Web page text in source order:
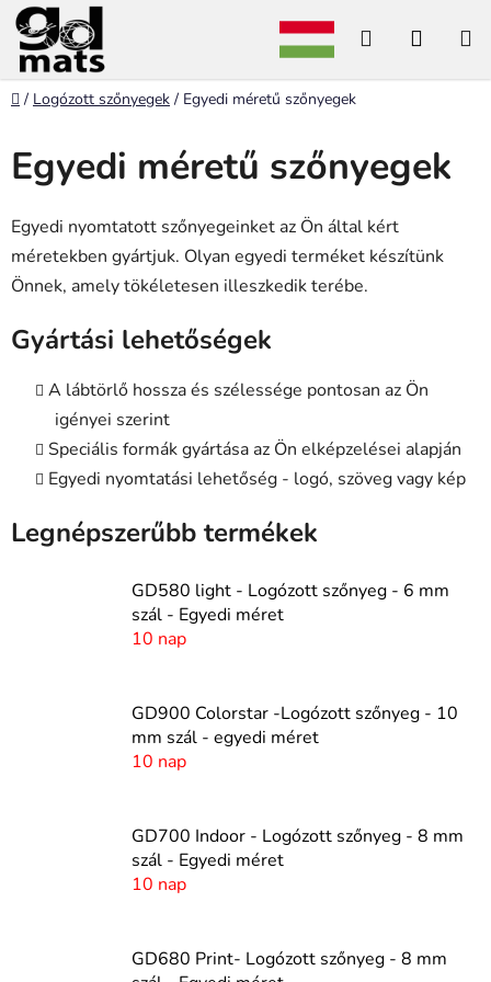
Ugrás
tartalomhoz
Keresés
Kezdőlap
/ Logózott szőnyegek / Egyedi méretű szőnyegek
Egyedi méretű szőnyegek
Egyedi nyomtatott szőnyegeinket az Ön által kért
méretekben gyártjuk. Olyan egyedi terméket készítünk
Önnek, amely tökéletesen illeszkedik terébe.
Gyártási lehetőségek
A lábtörlő hossza és szélessége pontosan az Ön
igényei szerint
Speciális formák gyártása az Ön elképzelései alapján
Egyedi nyomtatási lehetőség - logó, szöveg vagy kép
Legnépszerűbb termékek
GD580 light - Logózott szőnyeg - 6 mm
szál - Egyedi méret
10 nap
GD900 Colorstar -Logózott szőnyeg - 10
mm szál - egyedi méret
10 nap
GD700 Indoor - Logózott szőnyeg - 8 mm
szál - Egyedi méret
10 nap
GD680 Print- Logózott szőnyeg - 8 mm